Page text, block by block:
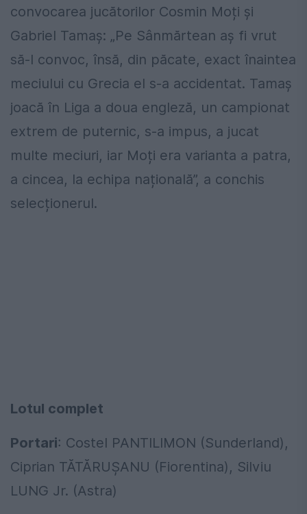
convocarea jucătorilor Cosmin Moți și
Gabriel Tamaș: „Pe Sânmărtean aș fi vrut
să-l convoc, însă, din păcate, exact înaintea
meciului cu Grecia el s-a accidentat. Tamaș
joacă în Liga a doua engleză, un campionat
extrem de puternic, s-a impus, a jucat
multe meciuri, iar Moți era varianta a patra,
a cincea, la echipa națională”, a conchis
selecționerul.
Lotul complet
Portari: Costel PANTILIMON (Sunderland),
Ciprian TĂTĂRUȘANU (Fiorentina), Silviu
LUNG Jr. (Astra)